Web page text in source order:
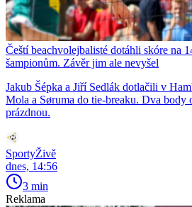
Čeští beachvolejbalisté dotáhli skóre na
šampionům. Závěr jim ale nevyšel
Jakub Šépka a Jiří Sedlák dotlačili v
Mola a Søruma do tie-breaku. Dva body
prázdnou.
SportyŽivě
dnes, 14:56
3 min
Reklama